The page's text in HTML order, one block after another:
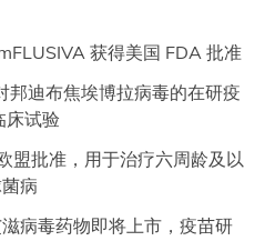
获得美国 FDA 批准
迪布焦埃博拉病毒的在研疫
试验
盟批准，用于治疗六周龄及以
病
病毒药物即将上市，疫苗研